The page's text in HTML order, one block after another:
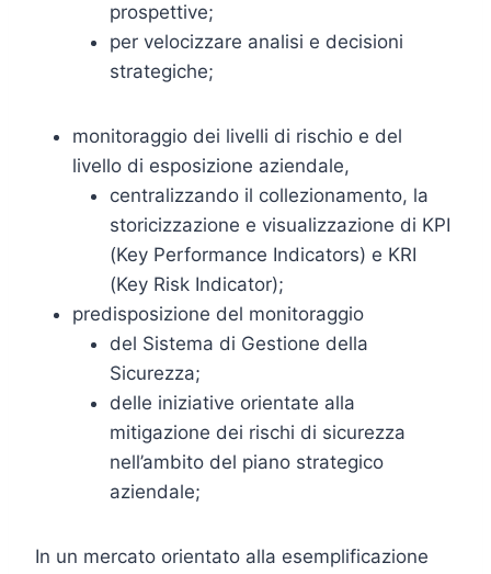
prospettive;
per velocizzare analisi e decisioni
strategiche;
monitoraggio dei livelli di rischio e del
livello di esposizione aziendale,
centralizzando il collezionamento, la
storicizzazione e visualizzazione di KPI
(Key Performance Indicators) e KRI
(Key Risk Indicator);
predisposizione del monitoraggio
del Sistema di Gestione della
Sicurezza;
delle iniziative orientate alla
mitigazione dei rischi di sicurezza
nell’ambito del piano strategico
aziendale;
In un mercato orientato alla esemplificazione